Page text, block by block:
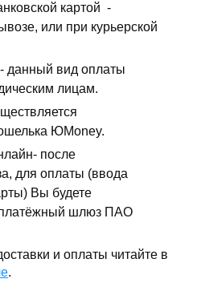
картой -
или при курьерской
данный вид оплаты
лицам.
ЮMoney.
после
для оплаты (ввода
Вы будете
шлюз ПАО
и оплаты читайте в
.